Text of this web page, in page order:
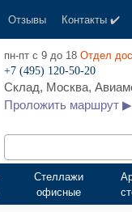
Отзывы Контакты ✔️
пн-пт с 9 до 18 Отдел
+7 (495) 120-50-20
Склад, Москва,
Проложить маршрут ▶
Стеллажи
офисные